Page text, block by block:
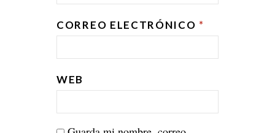
CORREO ELECTRÓNICO *
WEB